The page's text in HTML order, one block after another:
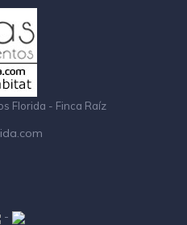
Florida - Finca Raíz
-